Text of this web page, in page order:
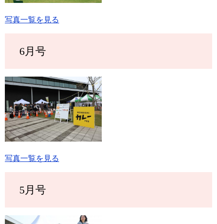
写真一覧を見る
6月号
写真一覧を見る
5月号